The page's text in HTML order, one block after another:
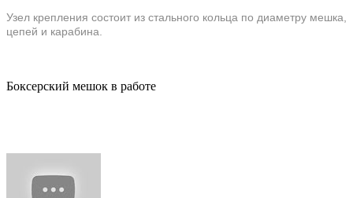
Узел крепления состоит из стального кольца по диаметру мешка,
цепей и карабина.
Боксерский мешок в работе